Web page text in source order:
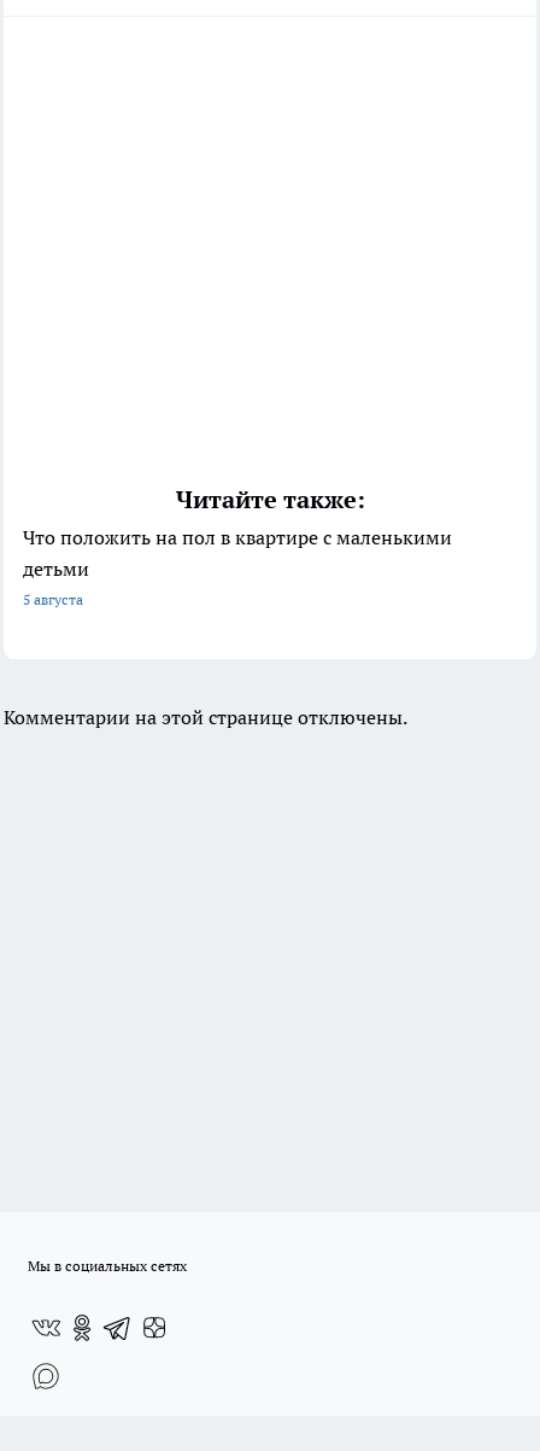
Читайте также:
Что положить на пол в квартире с маленькими
детьми
5 августа
Комментарии на этой странице отключены.
Мы в социальных сетях